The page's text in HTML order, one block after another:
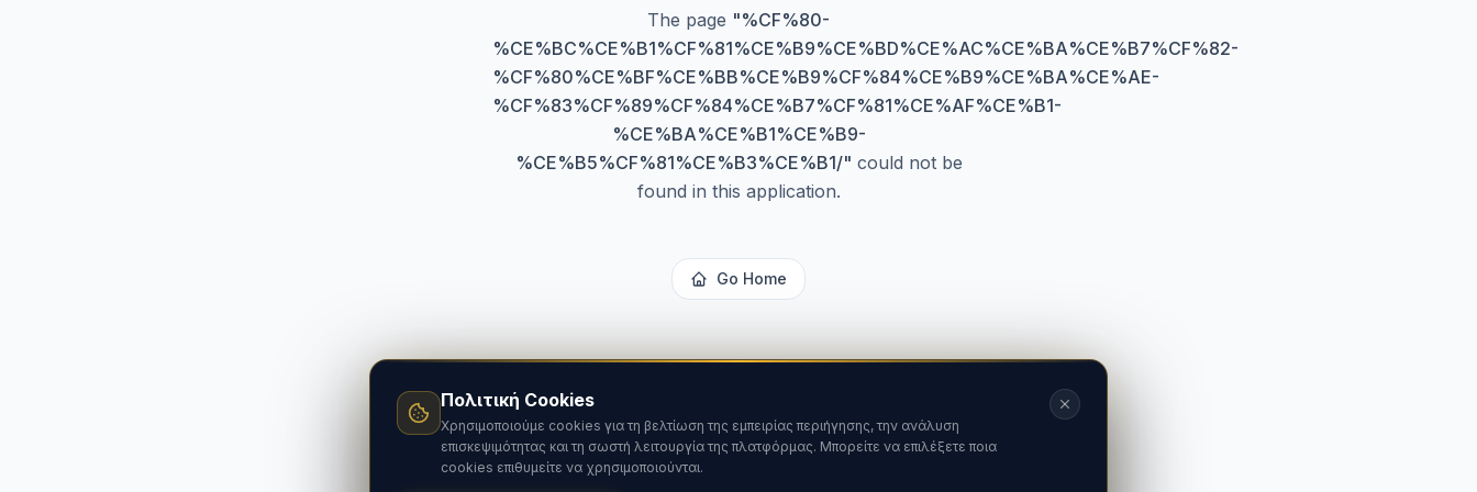
The page "%CF%80-
%CE%BC%CE%B1%CF%81%CE%B9%CE%BD%CE%AC%CE%BA%CE%B7%CF%82-
%CF%80%CE%BF%CE%BB%CE%B9%CF%84%CE%B9%CE%BA%CE%AE-
%CF%83%CF%89%CF%84%CE%B7%CF%81%CE%AF%CE%B1-
%CE%BA%CE%B1%CE%B9-
%CE%B5%CF%81%CE%B3%CE%B1/" could not be
found in this application.
Go Home
Πολιτική Cookies
Χρησιμοποιούμε cookies για τη βελτίωση της εμπειρίας περιήγησης, την ανάλυση
επισκεψιμότητας και τη σωστή λειτουργία της πλατφόρμας. Μπορείτε να επιλέξετε ποια
cookies επιθυμείτε να χρησιμοποιούνται.